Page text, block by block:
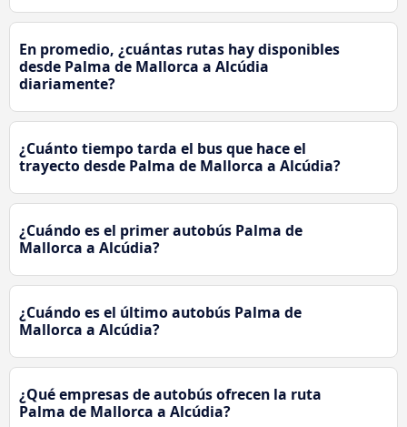
En promedio, ¿cuántas rutas hay disponibles
desde Palma de Mallorca a Alcúdia
diariamente?
¿Cuánto tiempo tarda el bus que hace el
trayecto desde Palma de Mallorca a Alcúdia?
¿Cuándo es el primer autobús Palma de
Mallorca a Alcúdia?
¿Cuándo es el último autobús Palma de
Mallorca a Alcúdia?
¿Qué empresas de autobús ofrecen la ruta
Palma de Mallorca a Alcúdia?